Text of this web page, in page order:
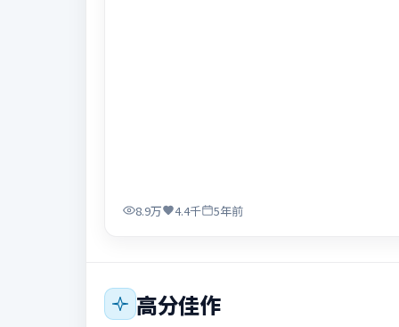
8.9万 4.4千 5年前
高分佳作